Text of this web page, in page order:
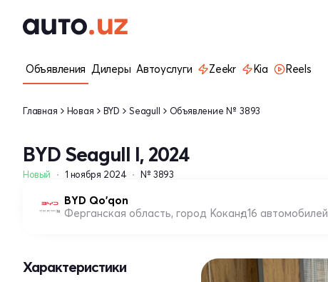
Объявления Дилеры Автоуслуги Zeekr Kia Reels
Главная Новая BYD Seagull Объявление № 3893
BYD Seagull I, 2024
Новый 1 ноября 2024 № 3893
BYD Qo'qon
Ферганская область, город Коканд16 автомобилей
Характеристики